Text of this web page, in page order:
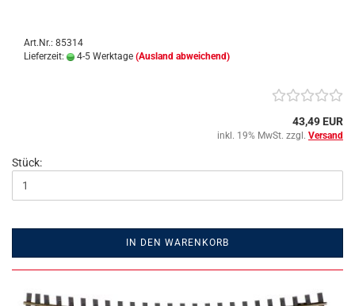
Art.Nr.: 85314
Lieferzeit:
4-5 Werktage (Ausland abweichend)
43,49 EUR
inkl. 19% MwSt. zzgl. Versand
Stück:
IN DEN WARENKORB